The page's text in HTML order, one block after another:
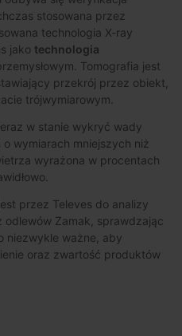
stosowana przez
technologia X-ray
jako technologia
Tomografia jest
przekrój przez obiekt,
trójwymiarowym.
w stanie wykryć wady
wymiarach mniejszych niż
wyrażona w procentach
przez Televes do analizy
Zamak, sprawdzając
niezwykle ważne, aby
oraz zwartość produktów